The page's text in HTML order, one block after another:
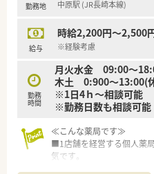
しっかり評価されます。
得しやすい環境です。
■変形労働時間制を採用し
トとの両立が可能です。
■有給休暇の取得率はほぼ
しやすい環境です。
重視したい方におすすめです
勤務地 中原駅 (JR長崎本線)
給与
時給2,200円～2,500
※経験考慮
勤務
時間
月火水金 09:00～
木土 0:900～13:00(
※1日4ｈ～相談可能
※勤務日数も相談可能
≪こんな薬局です≫
■1店舗を経営する個人薬
気です。